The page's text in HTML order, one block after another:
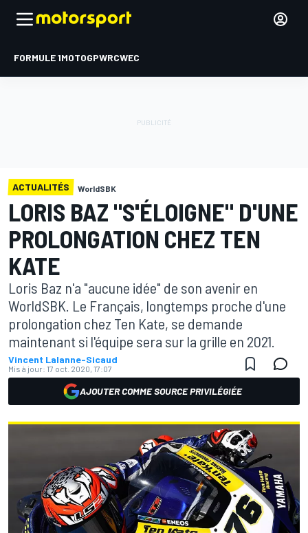
FORMULE 1MOTOGPWRCWEC
ACTUALITÉS WorldSBK
LORIS BAZ "S'ÉLOIGNE" D'UNE
PROLONGATION CHEZ TEN
KATE
Loris Baz n'a "aucune idée" de son avenir en
WorldSBK. Le Français, longtemps proche d'une
prolongation chez Ten Kate, se demande
maintenant si l'équipe sera sur la grille en 2021.
Vincent Lalanne-Sicaud
Mis à jour: 17 oct. 2020, 17:07
AJOUTER COMME SOURCE PRIVILÉGIÉE